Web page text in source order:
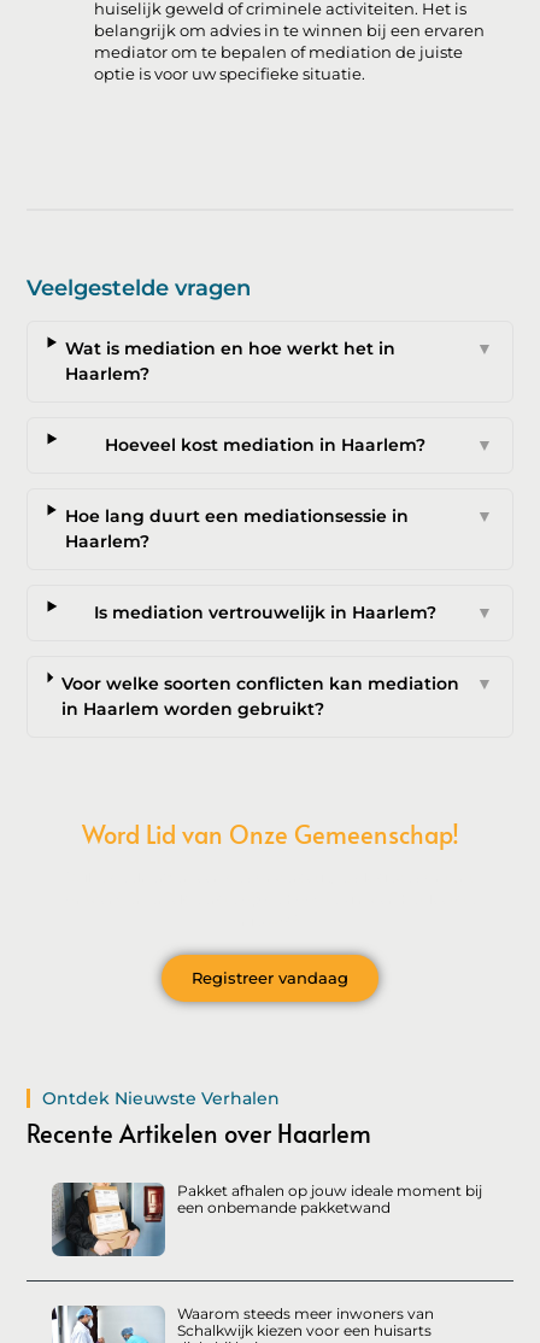
huiselijk geweld of criminele activiteiten. Het is
belangrijk om advies in te winnen bij een ervaren
mediator om te bepalen of mediation de juiste
optie is voor uw specifieke situatie.
Veelgestelde vragen
Wat is mediation en hoe werkt het in
Haarlem?
▼
Hoeveel kost mediation in Haarlem? ▼
Hoe lang duurt een mediationsessie in
Haarlem?
▼
Is mediation vertrouwelijk in Haarlem? ▼
Voor welke soorten conflicten kan mediation
in Haarlem worden gebruikt?
▼
Word Lid van Onze Gemeenschap!
Registreer vandaag
Ontdek Nieuwste Verhalen
Recente Artikelen over Haarlem
Pakket afhalen op jouw ideale moment bij
een onbemande pakketwand
Waarom steeds meer inwoners van
Schalkwijk kiezen voor een huisarts